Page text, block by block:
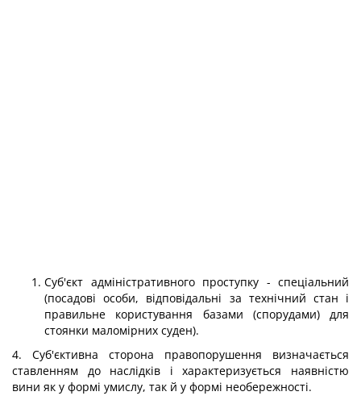
Суб'єкт адміністративного проступку - спеціальний
(посадові особи, відповідальні за технічний стан і
правильне користування базами (спорудами) для
стоянки маломірних суден).
4. Суб'єктивна сторона правопорушення визначається
ставленням до наслідків і характеризується наявністю
вини як у формі умислу, так й у формі необережності.